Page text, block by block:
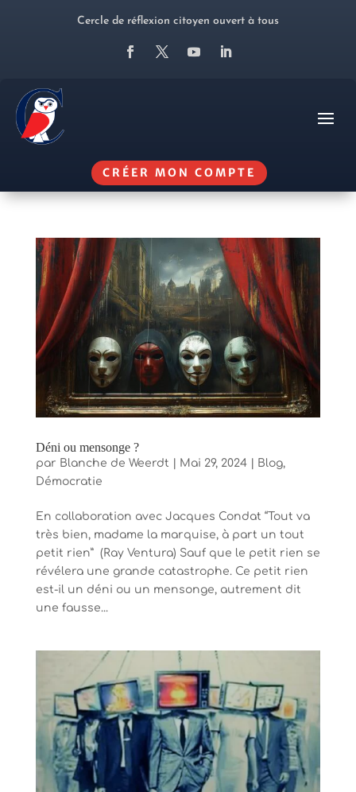
Cercle de réflexion citoyen ouvert à tous
CRÉER MON COMPTE
Déni ou mensonge ?
par Blanche de Weerdt Mai 29, 2024| Blog,
Démocratie
En collaboration avec Jacques Condat “Tout va
très bien, madame la marquise, à part un tout
petit rien” (Ray Ventura) Sauf que le petit rien se
révélera une grande catastrophe. Ce petit rien
est-il un déni ou un mensonge, autrement dit
une fausse...